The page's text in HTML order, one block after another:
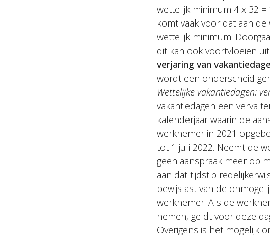
wettelijk minimum 4 x 32 =
komt vaak voor dat aan
wettelijk minimum.
dit kan ook voortvloeien
verjaring van
wordt een onderscheid
Wettelijke vakantiedagen:
vakantiedagen een
kalenderjaar waarin de
werknemer in 2021
tot 1 juli 2022. Neemt de
geen aanspraak meer op
aan dat tijdstip
bewijslast van de
werknemer. Als de
nemen, geldt voor deze
Overigens is het mogelijk